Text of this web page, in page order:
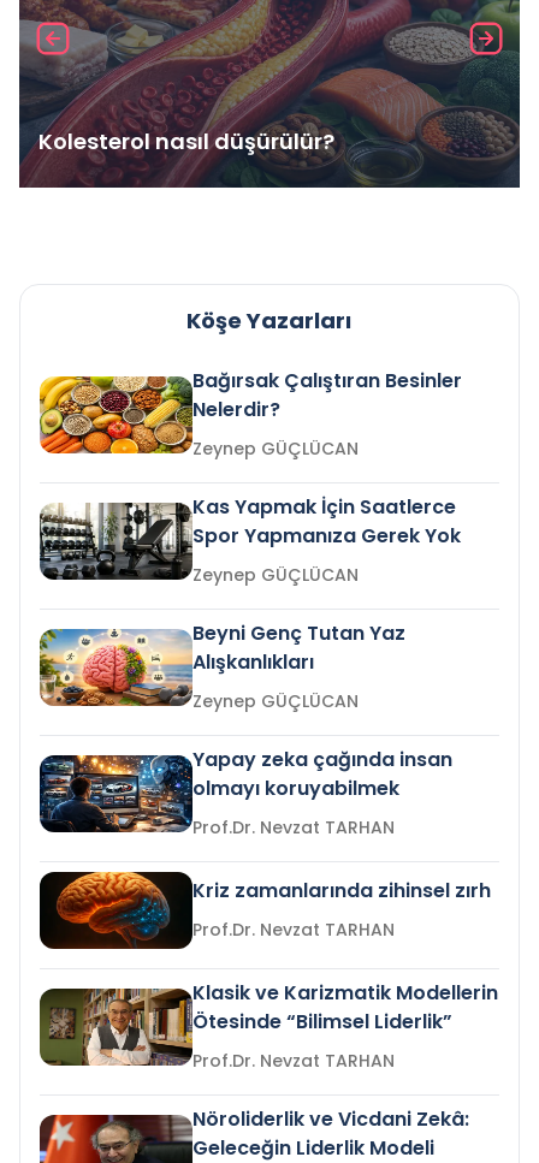
Kolesterol nasıl düşürülür?
Köşe Yazarları
Bağırsak Çalıştıran Besinler
Nelerdir?
Zeynep GÜÇLÜCAN
Kas Yapmak İçin Saatlerce
Spor Yapmanıza Gerek Yok
Zeynep GÜÇLÜCAN
Beyni Genç Tutan Yaz
Alışkanlıkları
Zeynep GÜÇLÜCAN
Yapay zeka çağında insan
olmayı koruyabilmek
Prof.Dr. Nevzat TARHAN
Kriz zamanlarında zihinsel zırh
Prof.Dr. Nevzat TARHAN
Klasik ve Karizmatik Modellerin
Ötesinde “Bilimsel Liderlik”
Prof.Dr. Nevzat TARHAN
Nöroliderlik ve Vicdani Zekâ:
Geleceğin Liderlik Modeli